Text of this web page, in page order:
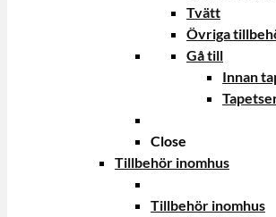
Tvätt
Övriga
Gå till
Innan
Close
Tillbehör inomhus
Tillbehör inomhus